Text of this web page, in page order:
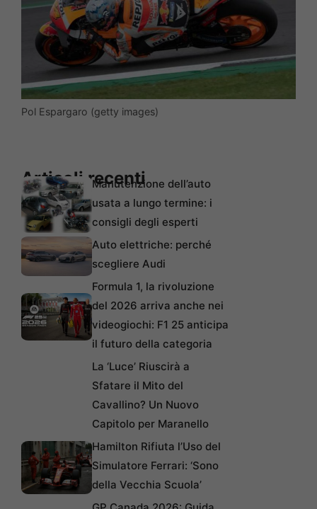
Pol Espargaro (getty images)
Articoli recentiManutenzione dell’auto
usata a lungo termine: i
consigli degli esperti
Auto elettriche: perché
scegliere Audi
Formula 1, la rivoluzione
del 2026 arriva anche nei
videogiochi: F1 25 anticipa
il futuro della categoria
La ‘Luce’ Riuscirà a
Sfatare il Mito del
Cavallino? Un Nuovo
Capitolo per Maranello
Hamilton Rifiuta l’Uso del
Simulatore Ferrari: ‘Sono
della Vecchia Scuola’